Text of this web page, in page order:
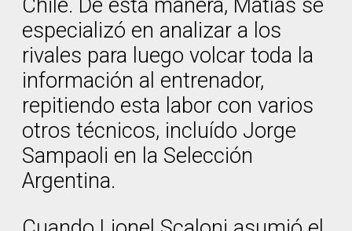
Chile. De esta manera, Matías se
especializó en analizar a los
rivales para luego volcar toda la
información al entrenador,
repitiendo esta labor con varios
otros técnicos, incluído Jorge
Sampaoli en la Selección
Argentina.